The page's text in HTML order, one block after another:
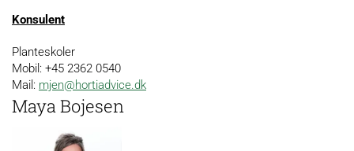
Konsulent
Planteskoler
Mobil: +45 2362 0540
Mail: mjen@hortiadvice.dk
Maya Bojesen